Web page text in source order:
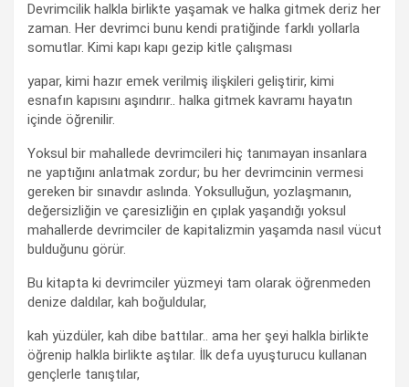
Devrimcilik halkla birlikte yaşamak ve halka gitmek deriz her
zaman. Her devrimci bunu kendi pratiğinde farklı yollarla
somutlar. Kimi kapı kapı gezip kitle çalışması
yapar, kimi hazır emek verilmiş ilişkileri geliştirir, kimi
esnafın kapısını aşındırır.. halka gitmek kavramı hayatın
içinde öğrenilir.
Yoksul bir mahallede devrimcileri hiç tanımayan insanlara
ne yaptığını anlatmak zordur; bu her devrimcinin vermesi
gereken bir sınavdır aslında. Yoksulluğun, yozlaşmanın,
değersizliğin ve çaresizliğin en çıplak yaşandığı yoksul
mahallerde devrimciler de kapitalizmin yaşamda nasıl vücut
bulduğunu görür.
Bu kitapta ki devrimciler yüzmeyi tam olarak öğrenmeden
denize daldılar, kah boğuldular,
kah yüzdüler, kah dibe battılar.. ama her şeyi halkla birlikte
öğrenip halkla birlikte aştılar. İlk defa uyuşturucu kullanan
gençlerle tanıştılar,